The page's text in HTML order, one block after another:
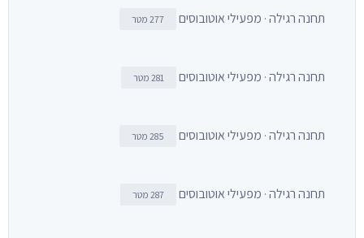
תחנה רגילה · מפעילי אוטובוסים 277 מטר
תחנה רגילה · מפעילי אוטובוסים 281 מטר
תחנה רגילה · מפעילי אוטובוסים 285 מטר
תחנה רגילה · מפעילי אוטובוסים 287 מטר